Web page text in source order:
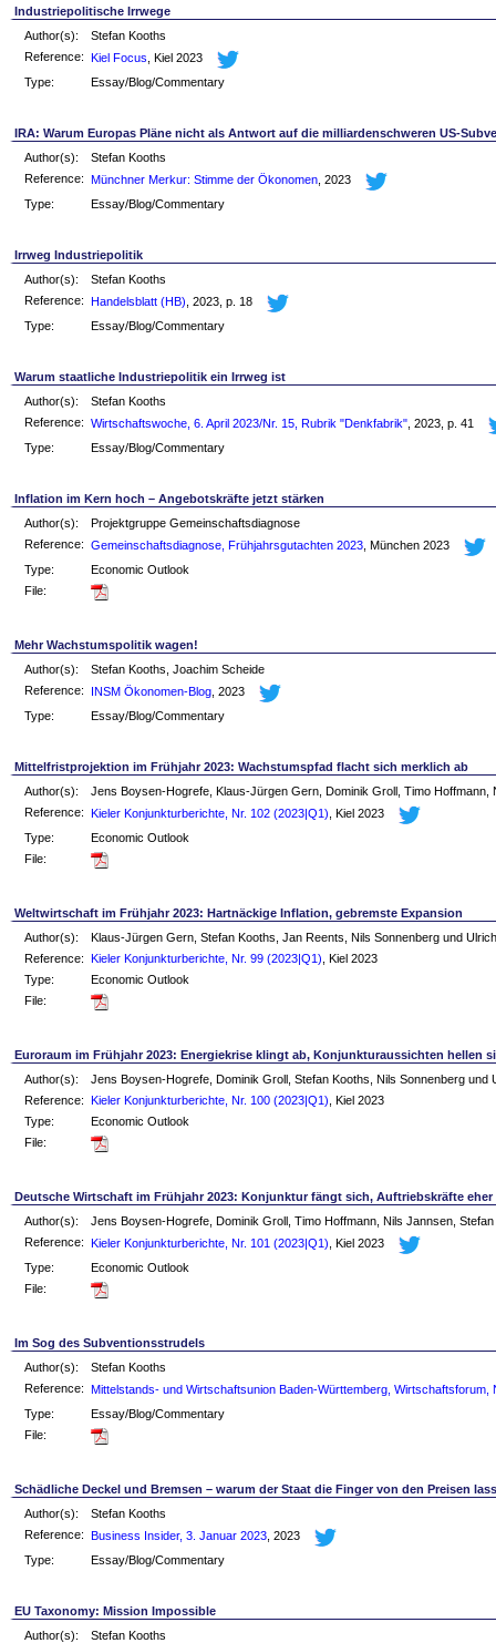
Industriepolitische Irrwege
Author(s):
Stefan Kooths
Reference:
Kiel Focus , Kiel 2023
Type:
Essay/Blog/Commentary
IRA: Warum Europas Pläne nicht als Antwort auf die milliardenschweren US-
Author(s):
Stefan Kooths
Reference:
Münchner Merkur: Stimme der Ökonomen , 2023
Type:
Essay/Blog/Commentary
Irrweg Industriepolitik
Author(s):
Stefan Kooths
Reference:
Handelsblatt (HB) , 2023, p. 18
Type:
Essay/Blog/Commentary
Warum staatliche Industriepolitik ein Irrweg ist
Author(s):
Stefan Kooths
Reference:
Wirtschaftswoche, 6. April 2023/Nr. 15, Rubrik "Denkfabrik" , 2023, p. 41
Type:
Essay/Blog/Commentary
Inflation im Kern hoch – Angebotskräfte jetzt stärken
Author(s):
Projektgruppe Gemeinschaftsdiagnose
Reference:
Gemeinschaftsdiagnose, Frühjahrsgutachten 2023 , München 2023
Type:
Economic Outlook
File:
Mehr Wachstumspolitik wagen!
Author(s):
Stefan Kooths, Joachim Scheide
Reference:
INSM Ökonomen-Blog , 2023
Type:
Essay/Blog/Commentary
Mittelfristprojektion im Frühjahr 2023: Wachstumspfad flacht sich merklich ab
Author(s):
Jens Boysen-Hogrefe, Klaus-Jürgen Gern, Dominik Groll, Timo
Reference:
Kieler Konjunkturberichte, Nr. 102 (2023|Q1) , Kiel 2023
Type:
Economic Outlook
File:
Weltwirtschaft im Frühjahr 2023: Hartnäckige Inflation, gebremste Expansion
Author(s):
Klaus-Jürgen Gern, Stefan Kooths, Jan Reents, Nils Sonnenberg und
Reference:
Kieler Konjunkturberichte, Nr. 99 (2023|Q1) , Kiel 2023
Type:
Economic Outlook
File:
Euroraum im Frühjahr 2023: Energiekrise klingt ab, Konjunkturaussichten hellen
Author(s):
Jens Boysen-Hogrefe, Dominik Groll, Stefan Kooths, Nils Sonnenberg und
Reference:
Kieler Konjunkturberichte, Nr. 100 (2023|Q1) , Kiel 2023
Type:
Economic Outlook
File:
Deutsche Wirtschaft im Frühjahr 2023: Konjunktur fängt sich, Auftriebskräfte eher
Author(s):
Jens Boysen-Hogrefe, Dominik Groll, Timo Hoffmann, Nils Jannsen,
Reference:
Kieler Konjunkturberichte, Nr. 101 (2023|Q1) , Kiel 2023
Type:
Economic Outlook
File:
Im Sog des Subventionsstrudels
Author(s):
Stefan Kooths
Reference:
Mittelstands- und Wirtschaftsunion Baden-Württemberg, Wirtschaftsforum,
Type:
Essay/Blog/Commentary
File:
Schädliche Deckel und Bremsen – warum der Staat die Finger von den Preisen
Author(s):
Stefan Kooths
Reference:
Business Insider, 3. Januar 2023 , 2023
Type:
Essay/Blog/Commentary
EU Taxonomy: Mission Impossible
Author(s):
Stefan Kooths